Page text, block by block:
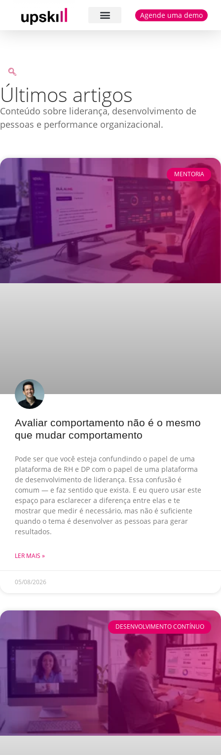
Agende uma demo
Últimos artigos
Conteúdo sobre liderança, desenvolvimento de
pessoas e performance organizacional.
MENTORIA
Avaliar comportamento não é o mesmo
que mudar comportamento
Pode ser que você esteja confundindo o papel de uma
plataforma de RH e DP com o papel de uma plataforma
de desenvolvimento de liderança. Essa confusão é
comum — e faz sentido que exista. E eu quero usar este
espaço para esclarecer a diferença entre elas e te
mostrar que medir é necessário, mas não é suficiente
quando o tema é desenvolver as pessoas para gerar
resultados.
LER MAIS »
05/08/2026
DESENVOLVIMENTO CONTÍNUO